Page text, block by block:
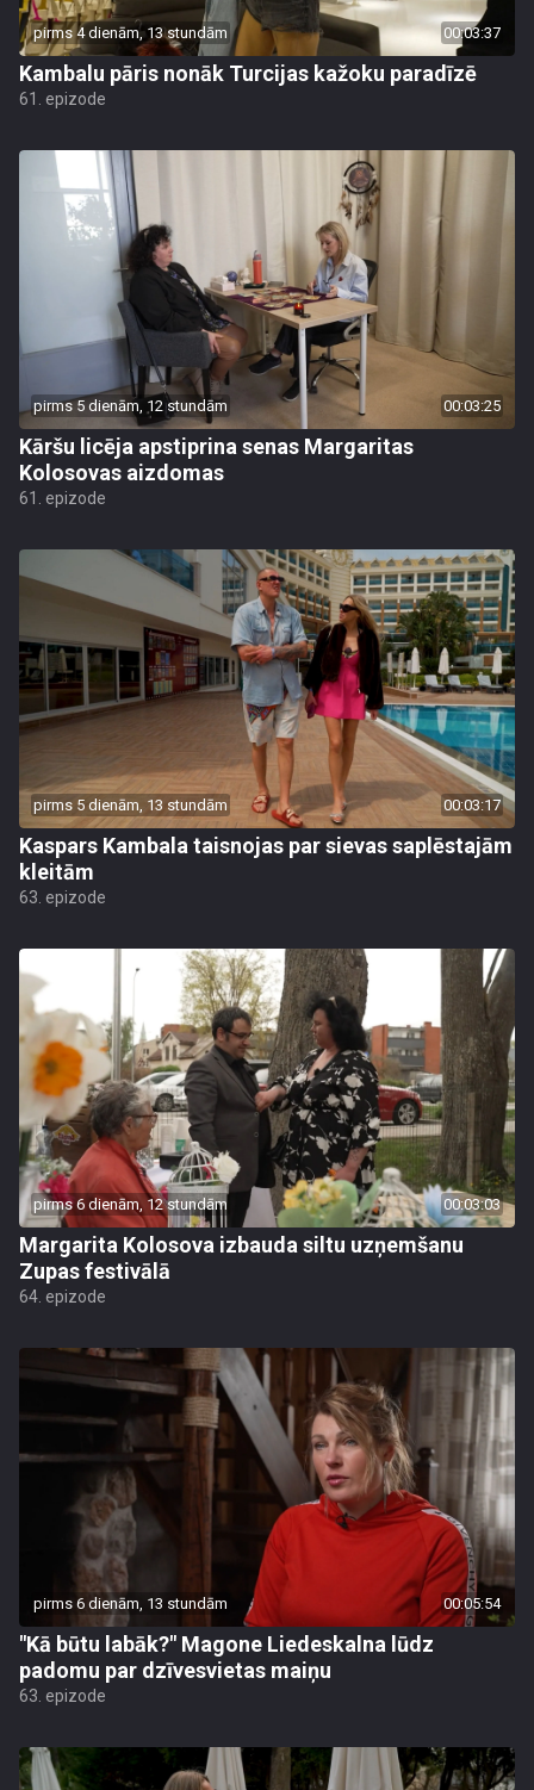
pirms 4 dienām, 13 stundām 00:03:37
Kambalu pāris nonāk Turcijas kažoku paradīzē
61. epizode
pirms 5 dienām, 12 stundām 00:03:25
Kāršu licēja apstiprina senas Margaritas
Kolosovas aizdomas
61. epizode
pirms 5 dienām, 13 stundām 00:03:17
Kaspars Kambala taisnojas par sievas saplēstajām
kleitām
63. epizode
pirms 6 dienām, 12 stundām 00:03:03
Margarita Kolosova izbauda siltu uzņemšanu
Zupas festivālā
64. epizode
pirms 6 dienām, 13 stundām 00:05:54
"Kā būtu labāk?" Magone Liedeskalna lūdz
padomu par dzīvesvietas maiņu
63. epizode